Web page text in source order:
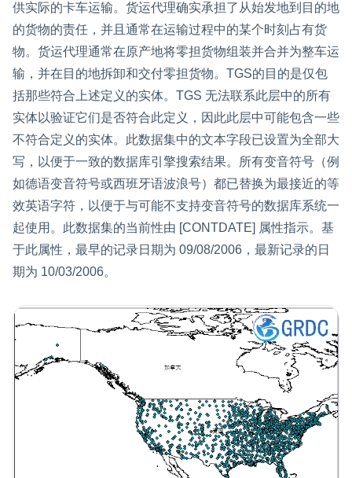
供实际的卡车运输。货运代理确实承担了从始发地到目的地
的货物的责任，并且通常在运输过程中的某个时刻占有货
物。货运代理通常在原产地将零担货物组装并合并为整车运
输，并在目的地拆卸和交付零担货物。TGS的目的是仅包
括那些符合上述定义的实体。TGS 无法联系此层中的所有
实体以验证它们是否符合此定义，因此此层中可能包含一些
不符合定义的实体。此数据集中的文本字段已设置为全部大
写，以便于一致的数据库引擎搜索结果。所有变音符号（例
如德语变音符号或西班牙语波浪号）都已替换为最接近的等
效英语字符，以便于与可能不支持变音符号的数据库系统一
起使用。此数据集的当前性由 [CONTDATE] 属性指示。基
于此属性，最早的记录日期为 09/08/2006，最新记录的日
期为 10/03/2006。